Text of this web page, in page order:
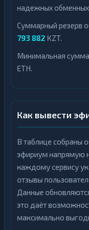
надежных обменных
Суммарный резерв
793 882 KZT.
Минимальная
ETH.
Как вывести
В таблице собраны
эфириум напрямую
каждому сервису
отзывы
Данные
это даёт
максимально